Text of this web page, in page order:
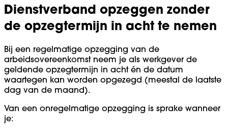
Dienstverband opzeggen zonder
de opzegtermijn in acht te nemen
Bij een regelmatige opzegging van de
arbeidsovereenkomst neem je als werkgever de
geldende opzegtermijn in acht én de datum
waartegen kan worden opgezegd (meestal de laatste
dag van de maand).
Van een onregelmatige opzegging is sprake wanneer
je: